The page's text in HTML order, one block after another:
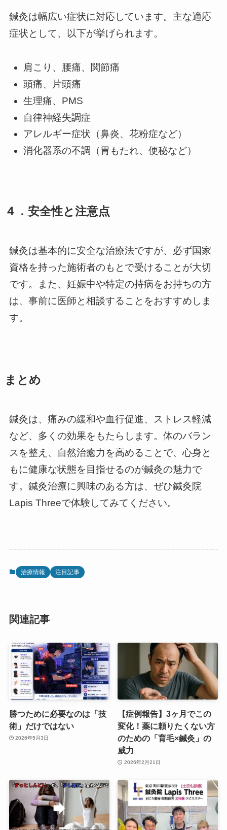
鍼灸は幅広い症状に対応しています。主な適応
症状として、以下が挙げられます。
肩こり、腰痛、関節痛
頭痛、片頭痛
生理痛、PMS
自律神経失調症
アレルギー症状（鼻炎、花粉症など）
消化器系の不調（胃もたれ、便秘など）
４．安全性と注意点
鍼灸は基本的に安全な治療法ですが、必ず国家
資格を持った施術者のもとで受けることが大切
です。また、妊娠中や特定の持病をお持ちの方
は、事前に医師と相談することをおすすめしま
す。
まとめ
鍼灸は、痛みの緩和や血行促進、ストレス軽減
など、多くの効果をもたらします。体のバラン
スを整え、自然治癒力を高めることで、心身と
もに健康な状態を目指せるのが鍼灸の魅力で
す。鍼灸治療に興味のある方は、ぜひ鍼灸院
Lapis Threeで体験してみてください。
治療情報 注目記事
関連記事
勝つために必要なのは「技
術」だけではない
2026年5月3日
【症例報告】3ヶ月でこの
変化！薬に頼りたくない方
のための「育毛×鍼灸」の
威力
2026年2月21日